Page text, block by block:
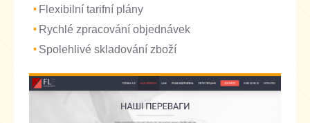
Flexibilní tarifní plány
Rychlé zpracování objednávek
Spolehlivé skladování zboží